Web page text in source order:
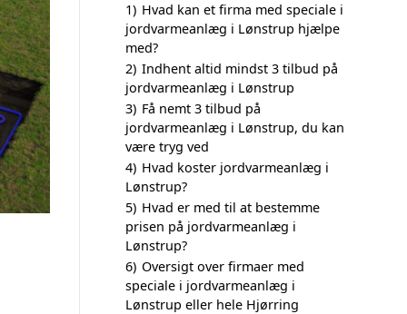
1) Hvad kan et firma med speciale i
jordvarmeanlæg i Lønstrup hjælpe
med?
2) Indhent altid mindst 3 tilbud på
jordvarmeanlæg i Lønstrup
3) Få nemt 3 tilbud på
jordvarmeanlæg i Lønstrup, du kan
være tryg ved
4) Hvad koster jordvarmeanlæg i
Lønstrup?
5) Hvad er med til at bestemme
prisen på jordvarmeanlæg i
Lønstrup?
6) Oversigt over firmaer med
speciale i jordvarmeanlæg i
Lønstrup eller hele Hjørring